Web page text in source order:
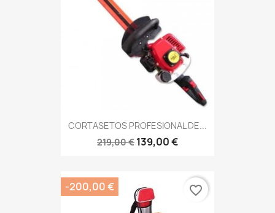
CORTASETOS PROFESIONAL DE...
219,00 € 139,00 €
-200,00 € favorite_border